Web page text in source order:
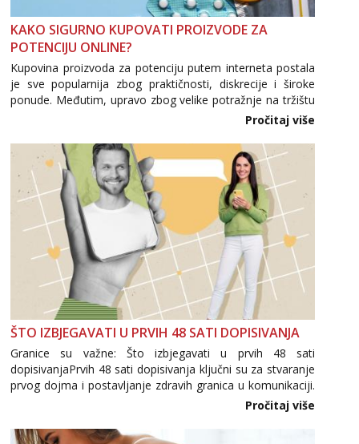
Tel: 064/677-677
Obavijesti me kada se oslobodi
Monika
Tel:064/677-677- Kod: #133
tel:0,93€ - mob:1,12€ min
Obavijesti me kada se oslobodi
Martina
Čekam tvoj poziv!
Tel: 064/677-677
- Kod: #110
tel:0,93€ - mob:1,12€ min
Ivančica
Razgovaram :)
tel:0,93€ - mob:1,12€ min
Obavijesti me kada se oslobodi
Zara
tel:0,93€ - mob:1,12€ min
KAKO SIGURNO KUPOVATI PROIZVODE ZA
POTENCIJU ONLINE?
Kupovina proizvoda za potenciju putem interneta postala
je sve popularnija zbog praktičnosti, diskrecije i široke
ponude. Međutim, upravo zbog velike potražnje na tržištu
se pojavljuju i brojni krivotvoreni proizvodi, nepouzdane
internetske trgovine te proizvodi nepoznatog podrijetla. ...
Pročitaj više
ŠTO IZBJEGAVATI U PRVIH 48 SATI DOPISIVANJA
Granice su važne: Što izbjegavati u prvih 48 sati
dopisivanjaPrvih 48 sati dopisivanja ključni su za stvaranje
prvog dojma i postavljanje zdravih granica u komunikaciji.
Važno je izbjeći prebrzo otkrivanje osobnih ili intimnih
informacija, jer nepoznata osoba još nije zaslužila to
povjerenje. Takođe...
Pročitaj više